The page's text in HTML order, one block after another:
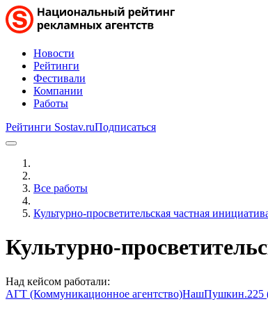
Новости
Рейтинги
Фестивали
Компании
Работы
Рейтинги Sostav.ruПодписаться
Все работы
Культурно-просветительская частная
Культурно-
Над кейсом работали:
АГТ (Коммуникационное агентство)НашПушкин.225